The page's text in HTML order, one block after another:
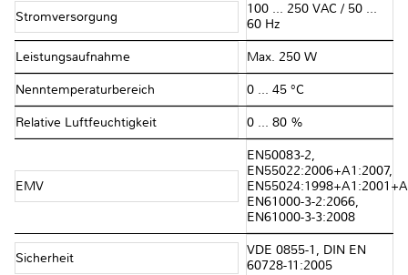
Stromversorgung
100 ... 250 VAC / 50 ...
60 Hz
Leistungsaufnahme Max. 250 W
Nenntemperaturbereich 0 ... 45 °C
Relative Luftfeuchtigkeit 0 ... 80 %
EMV
EN50083-2,
EN55022:2006+A1:2007,
EN61000-3-2:2066,
EN61000-3-3:2008
Sicherheit
VDE 0855-1, DIN EN
60728-11:2005